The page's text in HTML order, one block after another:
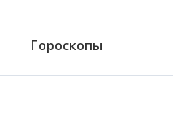
Гороскопы